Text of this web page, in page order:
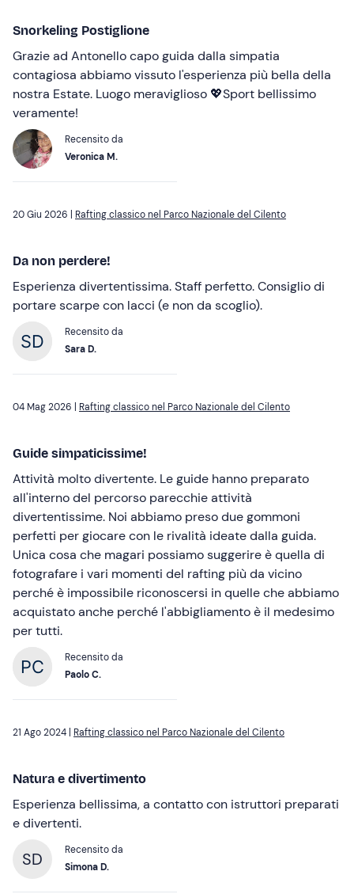
Snorkeling Postiglione
Grazie ad Antonello capo guida dalla simpatia
contagiosa abbiamo vissuto l'esperienza più bella della
nostra Estate. Luogo meraviglioso 💖Sport bellissimo
veramente!
Recensito da
Veronica M.
20 Giu 2026 | Rafting classico nel Parco Nazionale del Cilento
Da non perdere!
Esperienza divertentissima. Staff perfetto. Consiglio di
portare scarpe con lacci (e non da scoglio).
Recensito da
Sara D.
04 Mag 2026 | Rafting classico nel Parco Nazionale del Cilento
Guide simpaticissime!
Attività molto divertente. Le guide hanno preparato
all'interno del percorso parecchie attività
divertentissime. Noi abbiamo preso due gommoni
perfetti per giocare con le rivalità ideate dalla guida.
Unica cosa che magari possiamo suggerire è quella di
fotografare i vari momenti del rafting più da vicino
perché è impossibile riconoscersi in quelle che abbiamo
acquistato anche perché l'abbigliamento è il medesimo
per tutti.
Recensito da
Paolo C.
21 Ago 2024 | Rafting classico nel Parco Nazionale del Cilento
Natura e divertimento
Esperienza bellissima, a contatto con istruttori preparati
e divertenti.
SD
Recensito da
Simona D.